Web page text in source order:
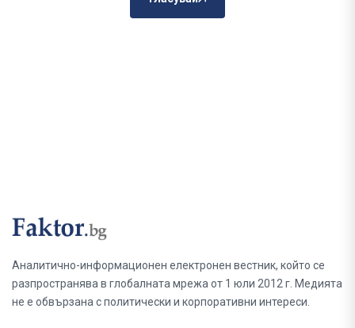
Аналитично-информационен електронен вестник, който се
разпространява в глобалната мрежа от 1 юли 2012 г. Медията
не е обвързана с политически и корпоративни интереси.